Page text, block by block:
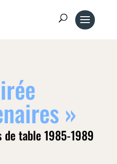
»
de table 1985-1989